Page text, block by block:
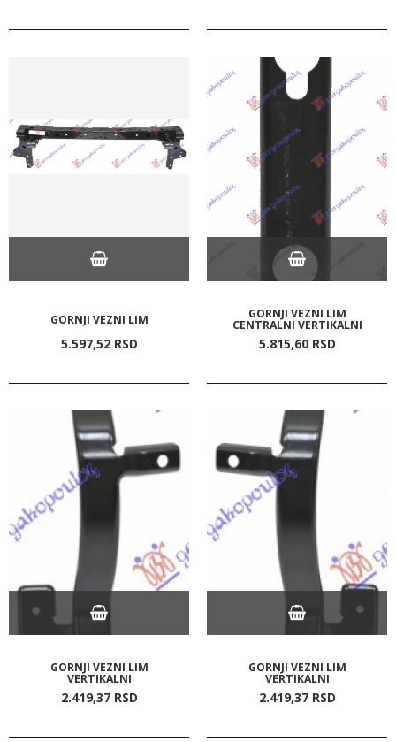
GORNJI VEZNI LIM
5.597,52 RSD
GORNJI VEZNI LIM
CENTRALNI VERTIKALNI
5.815,60 RSD
GORNJI VEZNI LIM
VERTIKALNI
2.419,37 RSD
GORNJI VEZNI LIM
VERTIKALNI
2.419,37 RSD